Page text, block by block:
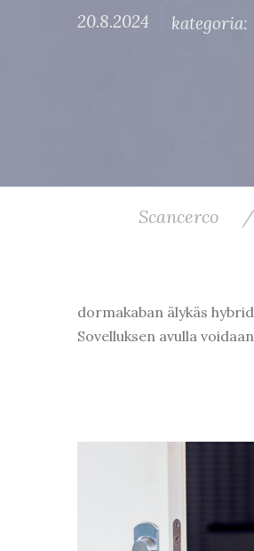
20.8.2024 kategoria:
Scancerco /
dormakaban älykäs
Sovelluksen avulla